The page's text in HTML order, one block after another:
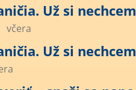
Už si
včera
Už si